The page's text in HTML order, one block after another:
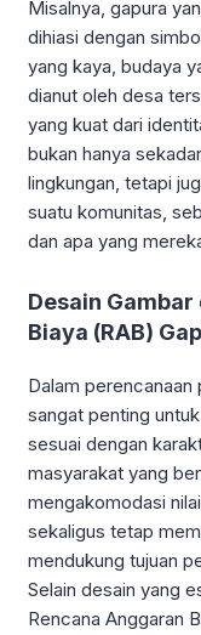
Misalnya, gapura
dihiasi dengan
yang kaya, budaya
dianut oleh desa
yang kuat dari
bukan hanya
lingkungan, tetapi
suatu komunitas,
dan apa yang
Desain
Biaya (RAB)
Dalam
sangat penting
sesuai dengan
masyarakat yang
mengakomodasi
sekaligus tetap
mendukung tujuan
Selain desain yang
Rencana Anggaran